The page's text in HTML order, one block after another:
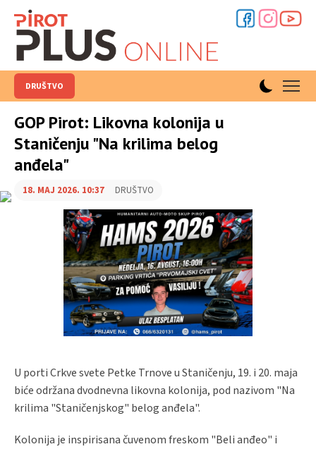
DRUŠTVO
GOP Pirot: Likovna kolonija u
Staničenju "Na krilima belog
anđela"
18. MAJ 2026. 10:37 DRUŠTVO
U porti Crkve svete Petke Trnove u Staničenju, 19. i 20. maja
biće održana dvodnevna likovna kolonija, pod nazivom "Na
krilima "Staničenjskog" belog anđela".
Kolonija je inspirisana čuvenom freskom "Beli anđeo" i